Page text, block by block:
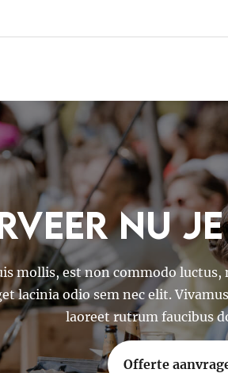
nu
mollis, est non commodo
lacinia odio sem nec elit.
laoreet rutrum faucibus
Offerte